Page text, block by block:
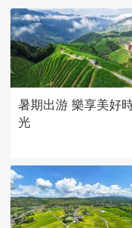
立秋近 採菱忙
暑期出游 樂享美好
光